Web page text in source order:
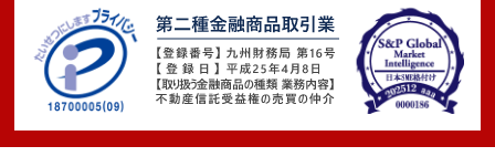
なかった場合に本人に生じる結果
取引の相手方との契約書等で個人情報を利用（1項(1)～(9)）させ
て頂きますが、個人情報を頂けない場合、契約をお断りするこ
とがあります。
６．個人情報に関するお客様の権利